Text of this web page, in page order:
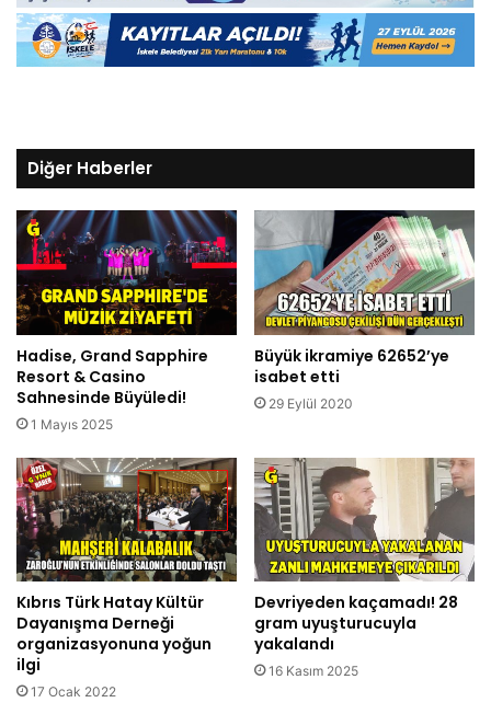
Diğer Haberler
Hadise, Grand Sapphire
Resort & Casino
Sahnesinde Büyüledi!
1 Mayıs 2025
Büyük ikramiye 62652’ye
isabet etti
29 Eylül 2020
Kıbrıs Türk Hatay Kültür
Dayanışma Derneği
organizasyonuna yoğun
ilgi
17 Ocak 2022
Devriyeden kaçamadı! 28
gram uyuşturucuyla
yakalandı
16 Kasım 2025